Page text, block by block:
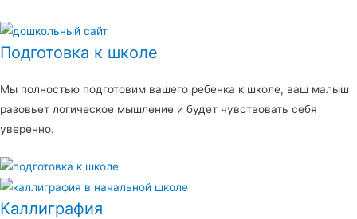
Подготовка к школе
Мы полностью подготовим вашего ребенка к школе, ваш малыш
разовьет логическое мышление и будет чувствовать себя
уверенно.
Каллиграфия